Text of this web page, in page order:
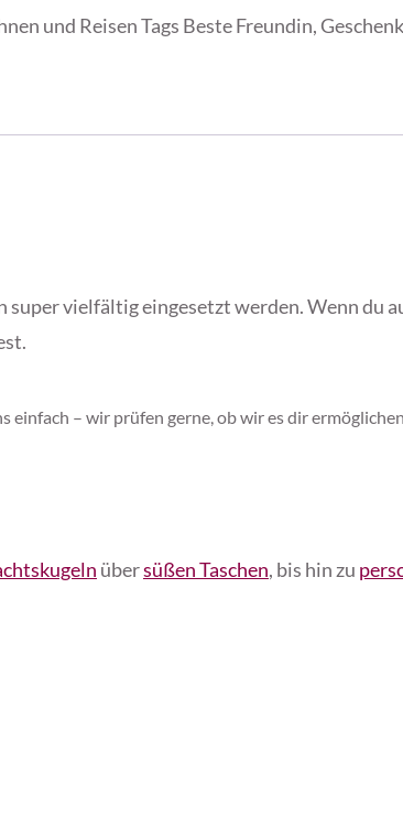
und ReisenTags Beste Freundin,
vielfältig eingesetzt werden. Wenn du
– wir prüfen gerne, ob wir es dir
übersüßen Taschen, bis hin zu